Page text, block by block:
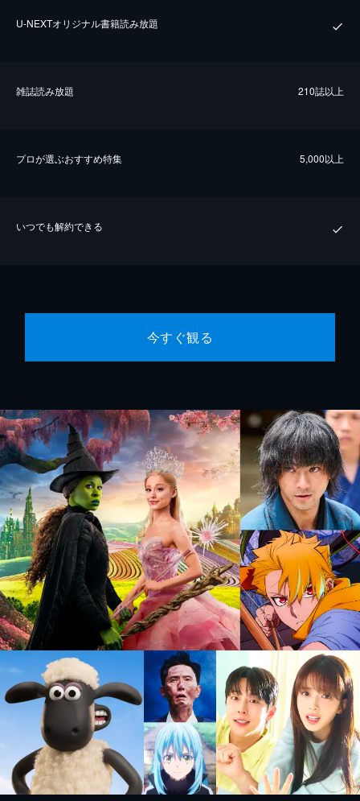
U-NEXTオリジナル書籍読み放題
雑誌読み放題 210誌以上
プロが選ぶおすすめ特集 5,000以上
いつでも解約できる
今すぐ観る